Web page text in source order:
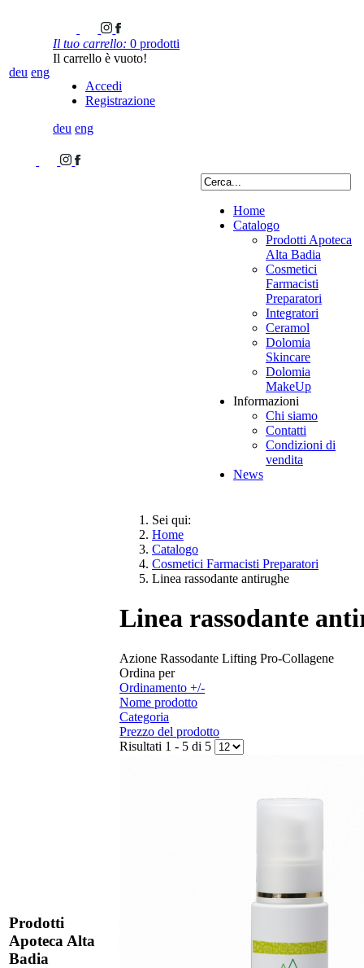
deu eng
Il tuo carrello: 0 prodotti
Il carrello è vuoto!
Accedi
Registrazione
deu eng
Home
Catalogo
Prodotti Apoteca
Alta Badia
Cosmetici
Farmacisti
Preparatori
Integratori
Ceramol
Dolomia
Skincare
Dolomia
MakeUp
Informazioni
Chi siamo
Contatti
Condizioni di
vendita
News
Prodotti
Apoteca Alta
Badia
Sei qui:
Home
Catalogo
Cosmetici Farmacisti Preparatori
Linea rassodante antirughe
Linea rassodante
Azione Rassodante Lifting Pro-Collagene
Ordina per
Ordinamento +/-
Nome prodotto
Categoria
Prezzo del prodotto
Risultati 1 - 5 di 5